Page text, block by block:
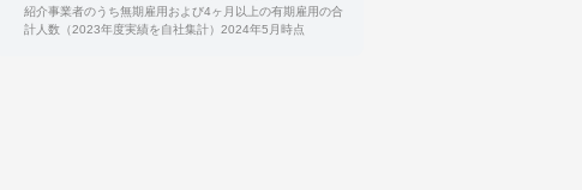
紹介事業者のうち無期雇用および4ヶ月以上の有期雇用の合
計人数（2023年度実績を自社集計）2024年5月時点